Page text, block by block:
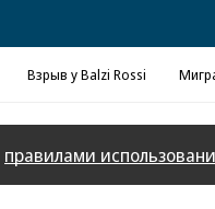
Взрыв у Balzi Rossi
правилами